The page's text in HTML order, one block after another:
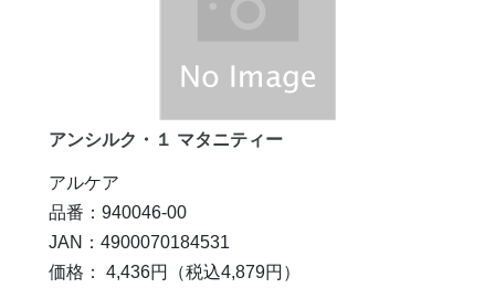
アンシルク・１ マタニティー
アルケア
品番：940046-00
JAN：4900070184531
価格： 4,436円
（税込4,879円）